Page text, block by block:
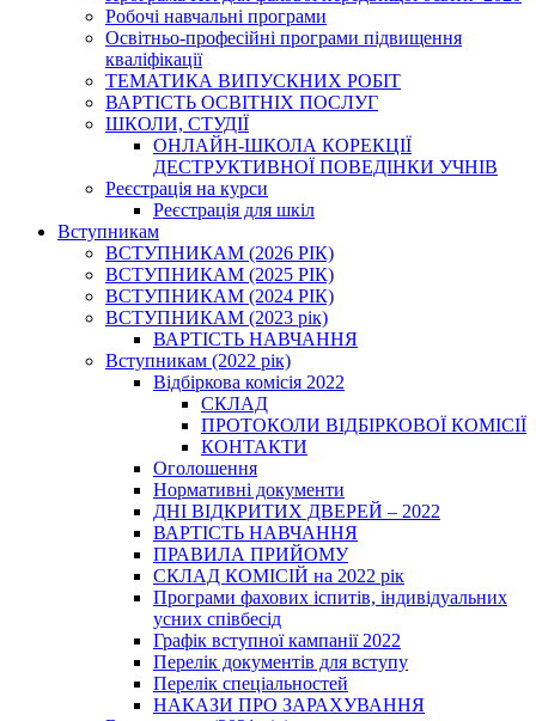
Робочі навчальні програми
Освітньо-професійні програми підвищення
кваліфікації
ТЕМАТИКА ВИПУСКНИХ РОБІТ
ВАРТІСТЬ ОСВІТНІХ ПОСЛУГ
ШКОЛИ, СТУДІЇ
ОНЛАЙН-ШКОЛА КОРЕКЦІЇ
ДЕСТРУКТИВНОЇ ПОВЕДІНКИ УЧНІВ
Реєстрація на курси
Реєстрація для шкіл
Вступникам
ВСТУПНИКАМ (2026 РІК)
ВСТУПНИКАМ (2025 РІК)
ВСТУПНИКАМ (2024 РІК)
ВСТУПНИКАМ (2023 рік)
ВАРТІСТЬ НАВЧАННЯ
Вступникам (2022 рік)
Відбіркова комісія 2022
СКЛАД
ПРОТОКОЛИ ВІДБІРКОВОЇ КОМІСІЇ
КОНТАКТИ
Оголошення
Нормативні документи
ДНІ ВІДКРИТИХ ДВЕРЕЙ – 2022
ВАРТІСТЬ НАВЧАННЯ
ПРАВИЛА ПРИЙОМУ
СКЛАД КОМІСІЙ на 2022 рік
Програми фахових іспитів, індивідуальних
усних співбесід
Графік вступної кампанії 2022
Перелік документів для вступу
Перелік спеціальностей
НАКАЗИ ПРО ЗАРАХУВАННЯ